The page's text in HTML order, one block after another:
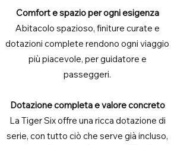
Comfort e spazio per ogni esigenza
Abitacolo spazioso, finiture curate e
dotazioni complete rendono ogni viaggio
più piacevole, per guidatore e
passeggeri.
Dotazione completa e valore concreto
La Tiger Six offre una ricca dotazione di
serie, con tutto ciò che serve già incluso,